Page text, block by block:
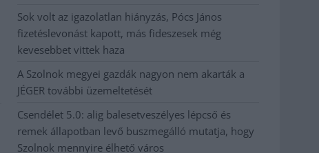
Sok volt az igazolatlan hiányzás, Pócs János
fizetéslevonást kapott, más fideszesek még
kevesebbet vittek haza
A Szolnok megyei gazdák nagyon nem akarták a
JÉGER további üzemeltetését
Csendélet 5.0: alig balesetveszélyes lépcső és
remek állapotban levő buszmegálló mutatja, hogy
Szolnok mennyire élhető város